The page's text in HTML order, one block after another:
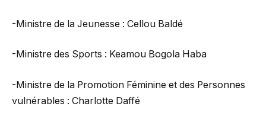
-Ministre de la Jeunesse : Cellou Baldé
-Ministre des Sports : Keamou Bogola Haba
-Ministre de la Promotion Féminine et des Personnes
vulnérables : Charlotte Daffé